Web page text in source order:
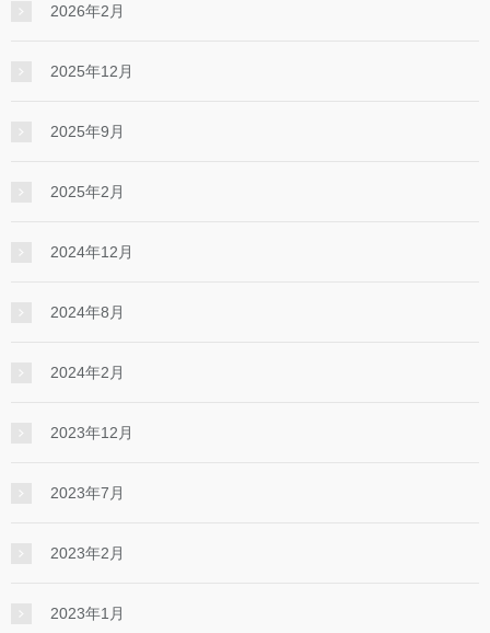
2026年2月
2025年12月
2025年9月
2025年2月
2024年12月
2024年8月
2024年2月
2023年12月
2023年7月
2023年2月
2023年1月